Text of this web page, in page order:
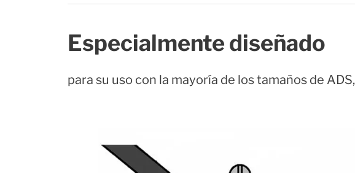
Especialmente diseñado
para su uso con la mayoría de los tamaños de